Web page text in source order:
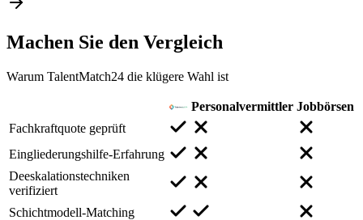
Machen Sie den Vergleich
Warum TalentMatch24 die klügere Wahl ist
Personalvermittler Jobbörsen
Fachkraftquote geprüft
Eingliederungshilfe-Erfahrung
Deeskalationstechniken
verifiziert
Schichtmodell-Matching